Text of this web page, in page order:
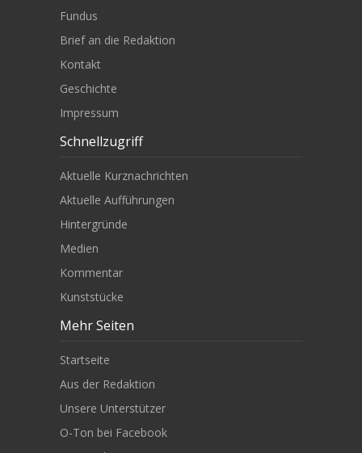
Fundus
Brief an die Redaktion
Kontakt
Geschichte
Impressum
Schnellzugriff
Aktuelle Kurznachrichten
Aktuelle Aufführungen
Hintergründe
Medien
Kommentar
Kunststücke
Mehr Seiten
Startseite
Aus der Redaktion
Unsere Unterstützer
O-Ton bei Facebook